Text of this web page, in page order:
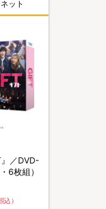
ット
／DVD-
6枚組）
込）